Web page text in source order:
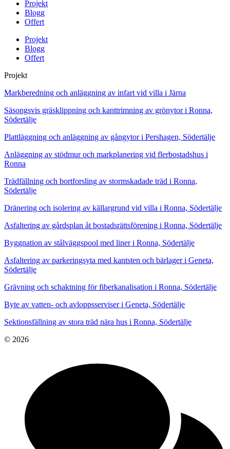
Projekt
Blogg
Offert
Projekt
Blogg
Offert
Projekt
Markberedning och anläggning av infart vid villa i Järna
Säsongsvis gräsklippning och kanttrimning av grönytor i Ronna,
Södertälje
Plattläggning och anläggning av gångytor i Pershagen, Södertälje
Anläggning av stödmur och markplanering vid flerbostadshus i
Ronna
Trädfällning och bortforsling av stormskadade träd i Ronna,
Södertälje
Dränering och isolering av källargrund vid villa i Ronna, Södertälje
Asfaltering av gårdsplan åt bostadsrättsförening i Ronna, Södertälje
Byggnation av stålväggspool med liner i Ronna, Södertälje
Asfaltering av parkeringsyta med kantsten och bärlager i Geneta,
Södertälje
Grävning och schaktning för fiberkanalisation i Ronna, Södertälje
Byte av vatten- och avloppsserviser i Geneta, Södertälje
Sektionsfällning av stora träd nära hus i Ronna, Södertälje
© 2026